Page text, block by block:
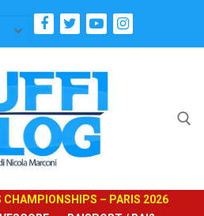
CHAMPIONSHIPS – PARIS 2026